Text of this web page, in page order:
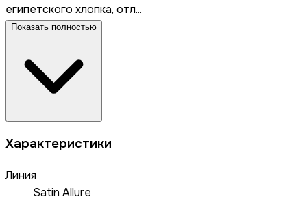
египетского хлопка, отл...
Показать полностью
Характеристики
Линия
Satin Allure